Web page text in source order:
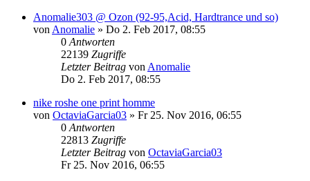
Anomalie303 @ Ozon (92-95,Acid, Hardtrance und so)
von Anomalie » Do 2. Feb 2017, 08:55
0 Antworten
22139 Zugriffe
Letzter Beitrag von Anomalie
Do 2. Feb 2017, 08:55
nike roshe one print homme
von OctaviaGarcia03 » Fr 25. Nov 2016, 06:55
0 Antworten
22813 Zugriffe
Letzter Beitrag von OctaviaGarcia03
Fr 25. Nov 2016, 06:55